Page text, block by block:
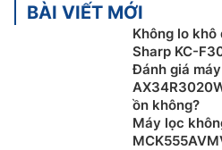
BÀI VIẾT MỚI
Không lo
Sharp KC-
Đánh giá
ồn không?
Máy lọc